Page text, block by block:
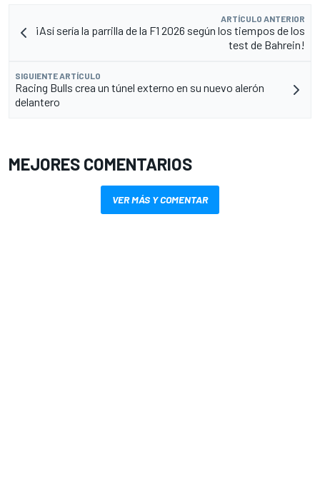
ARTÍCULO ANTERIOR
¡Así sería la parrilla de la F1 2026 según los tiempos de los
test de Bahrein!
SIGUIENTE ARTÍCULO
Racing Bulls crea un túnel externo en su nuevo alerón
delantero
MEJORES COMENTARIOS
VER MÁS Y COMENTAR